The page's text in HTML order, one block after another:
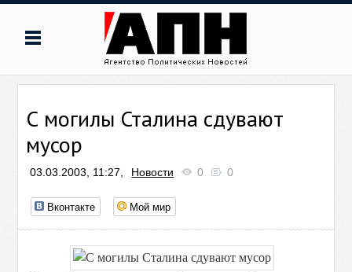
С могилы Сталина сдувают
мусор
03.03.2003, 11:27, Новости 0 0
Вконтакте Мой мир